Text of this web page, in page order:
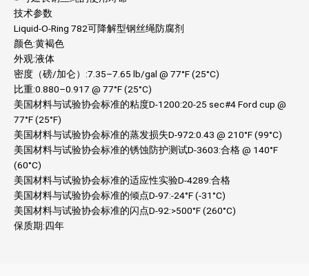
技术参数
Liquid-O-Ring 782可降解型钢丝绳防腐剂
颜色:黄褐色
外观:液体
密度（磅/加仑）:7.35–7.65 lb/gal @ 77°F (25°C)
比重:0.880–0.917 @ 77°F (25°C)
美国材料与试验协会标准的粘度D-1200:20-25 sec#4 Ford cup @
77°F (25°F)
美国材料与试验协会标准的蒸发损失D-972:0.43 @ 210°F (99°C)
美国材料与试验协会标准的锈蚀防护测试D-3603:合格 @ 140°F
(60°C)
美国材料与试验协会标准的适应性实验D-4289:合格
美国材料与试验协会标准的倾点D-97:-24°F (-31°C)
美国材料与试验协会标准的闪点D-92:>500°F (260°C)
保质期:四年